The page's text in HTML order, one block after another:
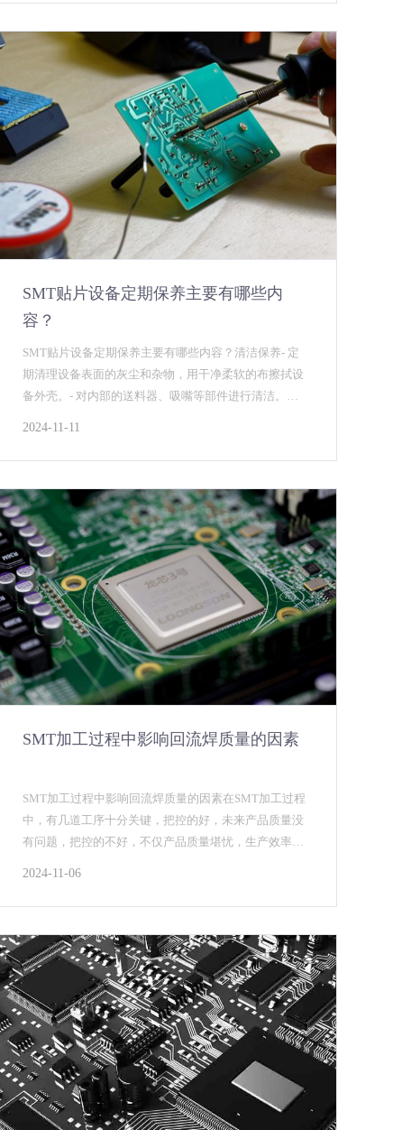
SMT贴片设备定期保养主要有哪些内
容？
SMT贴片设备定期保养主要有哪些内容？清洁保养- 定
期清理设备表面的灰尘和杂物，用干净柔软的布擦拭设
备外壳。- 对内部的送料器、吸嘴等部件进行清洁。比
2024-11-11
SMT加工过程中影响回流焊质量的因素
SMT加工过程中影响回流焊质量的因素在SMT加工过程
中，有几道工序十分关键，把控的好，未来产品质量没
有问题，把控的不好，不仅产品质量堪忧，生产效率也
2024-11-06